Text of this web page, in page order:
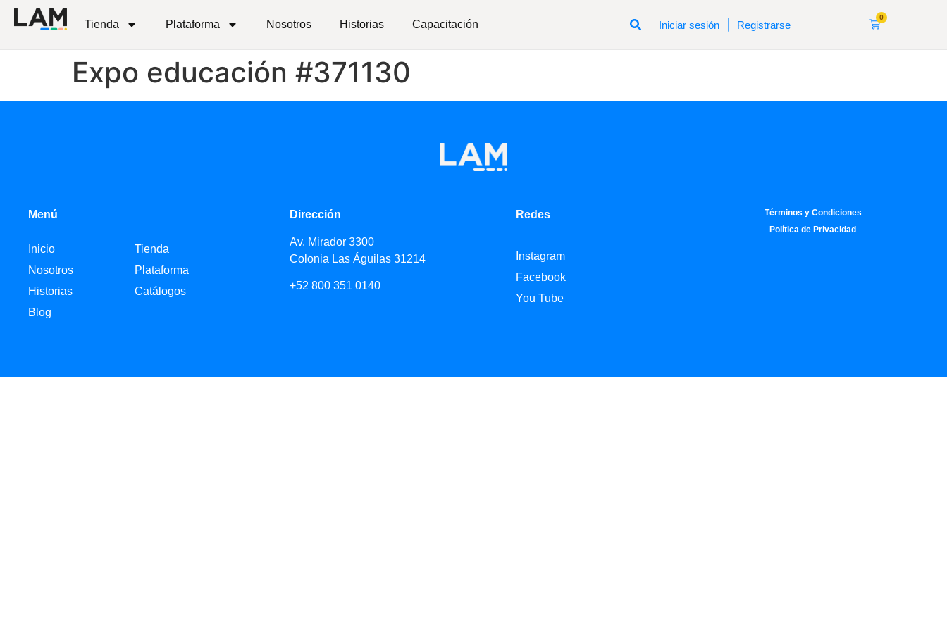
Tienda Plataforma Nosotros Historias Capacitación Iniciar sesión Registrarse
0
Expo educación #371130
Menú
Inicio
Nosotros
Historias
Blog
Tienda
Plataforma
Catálogos
Dirección
Av. Mirador 3300
Colonia Las Águilas 31214
+52 800 351 0140
Redes
Instagram
Facebook
You Tube
Términos y Condiciones
Política de Privacidad